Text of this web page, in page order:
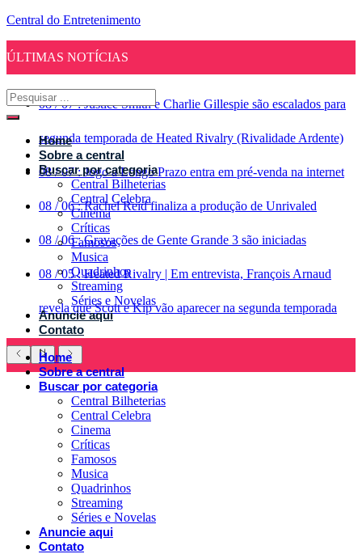
Central do Entretenimento
ÚLTIMAS NOTÍCIAS
08 / 07 : Justice Smith e Charlie Gillespie são escalados para
segunda temporada de Heated Rivalry (Rivalidade Ardente)
08 / 07 : Jogo a Longo Prazo entra em pré-venda na internet
08 / 06 : Rachel Reid finaliza a produção de Unrivaled
08 / 06 : Gravações de Gente Grande 3 são iniciadas
08 / 05 : Heated Rivalry | Em entrevista, François Arnaud
revela que Scott e Kip vão aparecer na segunda temporada
Home
Sobre a central
Buscar por categoria
Central Bilheterias
Central Celebra
Cinema
Críticas
Famosos
Musica
Quadrinhos
Streaming
Séries e Novelas
Anuncie aqui
Contato
Home
Sobre a central
Buscar por categoria
Central Bilheterias
Central Celebra
Cinema
Críticas
Famosos
Musica
Quadrinhos
Streaming
Séries e Novelas
Anuncie aqui
Contato